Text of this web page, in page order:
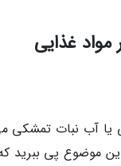
مواد غذایی
یا آب نبات تمشکی
این موضوع پی